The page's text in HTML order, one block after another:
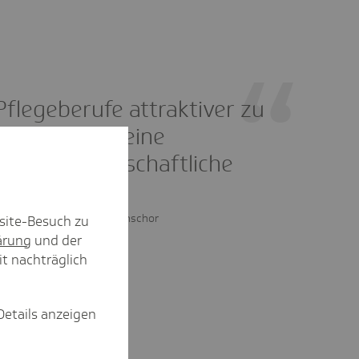
attraktiver zu
ist eine
gesamtgesellschaftliche
Dr. Gabriele Gonschor
Besuch zu
und der
nachträglich
anzeigen